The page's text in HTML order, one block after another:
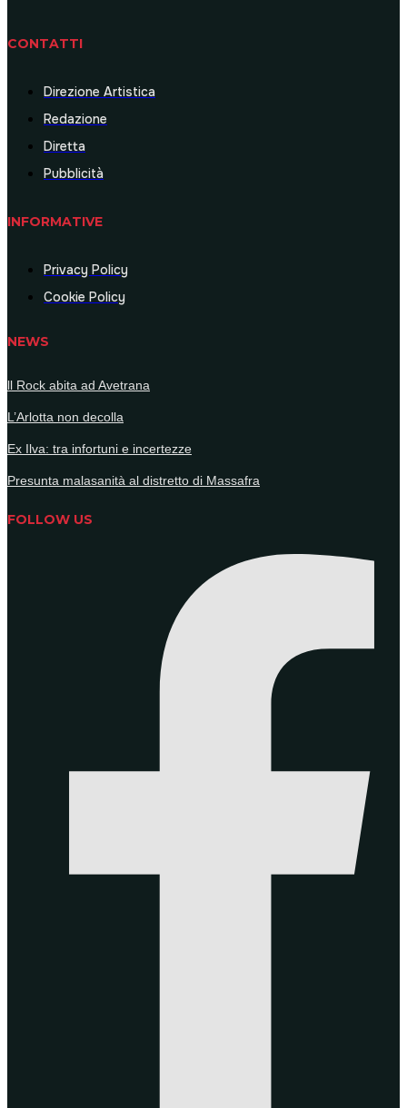
CONTATTI
Direzione Artistica
Redazione
Diretta
Pubblicità
INFORMATIVE
Privacy Policy
Cookie Policy
NEWS
ll Rock abita ad Avetrana
L’Arlotta non decolla
Ex Ilva: tra infortuni e incertezze
Presunta malasanità al distretto di Massafra
FOLLOW US